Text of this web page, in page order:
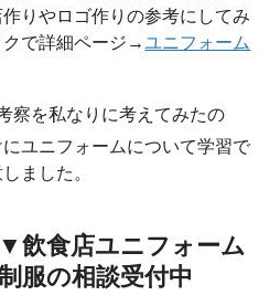
りやロゴ作りの参考にしてみ
クで詳細ページ→ユニフォーム
察を私なりに考えてみたの
ユニフォームについて学習で
ました。
▼飲食店ユニフォーム
服の相談受付中